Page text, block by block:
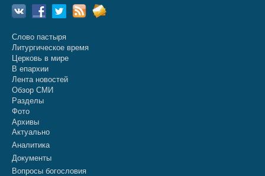
Слово пастыря
Литургическое время
Церковь в мире
В епархии
Лента новостей
Обзор СМИ
Разделы
Фото
Архивы
Актуально
Аналитика
Документы
Вопросы богословия